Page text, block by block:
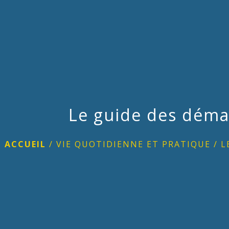
Le guide des
ACCUEIL / VIE QUOTIDIENNE ET PRATIQUE /